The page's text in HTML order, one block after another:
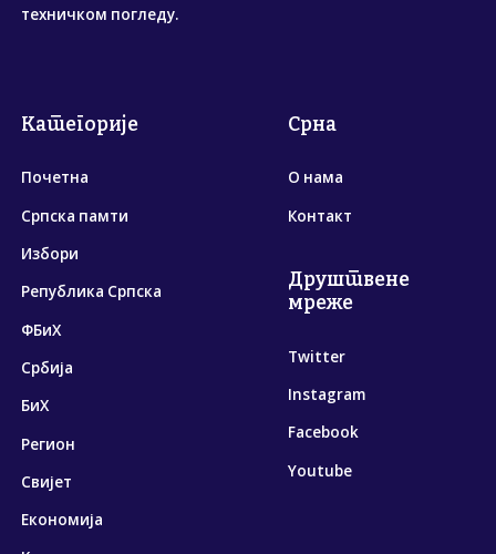
техничком погледу.
Категорије
Почетна
Српска памти
Избори
Република Српска
ФБиХ
Србија
БиХ
Регион
Свијет
Економија
Срна
О нама
Контакт
Друштвене
мреже
Twitter
Instagram
Facebook
Youtube